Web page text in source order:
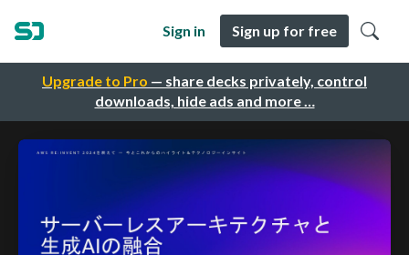
Upgrade to Pro — share decks privately, control
downloads, hide ads and more …
Sign in Sign up for free